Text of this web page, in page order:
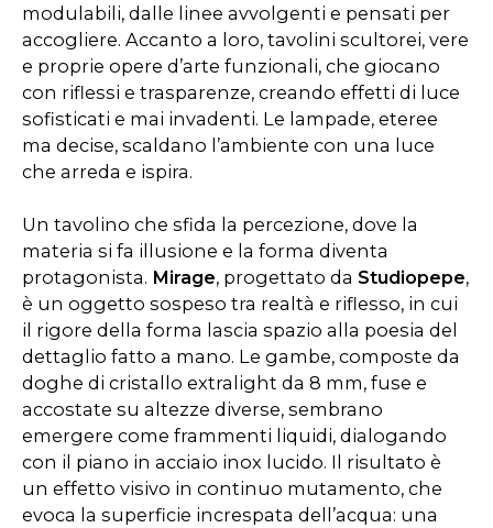
modulabili, dalle linee avvolgenti e pensati per
accogliere. Accanto a loro, tavolini scultorei, vere
e proprie opere d’arte funzionali, che giocano
con riflessi e trasparenze, creando effetti di luce
sofisticati e mai invadenti. Le lampade, eteree
ma decise, scaldano l’ambiente con una luce
che arreda e ispira.
Un tavolino che sfida la percezione, dove la
materia si fa illusione e la forma diventa
protagonista. Mirage, progettato da Studiopepe,
è un oggetto sospeso tra realtà e riflesso, in cui
il rigore della forma lascia spazio alla poesia del
dettaglio fatto a mano. Le gambe, composte da
doghe di cristallo extralight da 8 mm, fuse e
accostate su altezze diverse, sembrano
emergere come frammenti liquidi, dialogando
con il piano in acciaio inox lucido. Il risultato è
un effetto visivo in continuo mutamento, che
evoca la superficie increspata dell’acqua: una